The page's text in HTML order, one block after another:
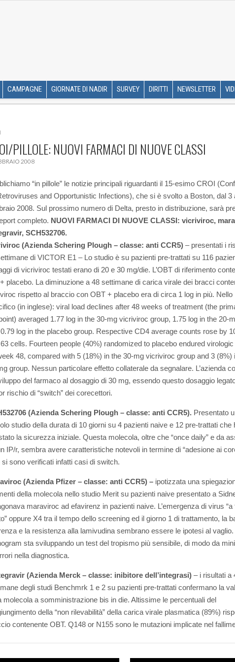
ETS SKIP TO CONTENT
CAMPAGNE GIORNATE DI NADIR SURVEY DIRITTI NEWSLETTER
PILLOLE: NUOVI FARMACI DI NUOVE CLASSI
2008
“in pillole” le notizie principali riguardanti il 15-esimo CROI
and Opportunistic Infections), che si è svolto a Boston, dal 3
2008. Sul prossimo numero di Delta, presto in distribuzione, sarà
completo. NUOVI FARMACI DI NUOVE CLASSI: vicriviroc,
SCH532706.
(Azienda Schering Plough – classe: anti CCR5) – presentati i
di VICTOR E1 – Lo studio è su pazienti pre-trattati su 116
di vicriviroc testati erano di 20 e 30 mg/die. L’OBT di riferimento
placebo. La diminuzione a 48 settimane di carica virale dei bracci
rispetto al braccio con OBT + placebo era di circa 1 log in più. Nello
(in inglese): viral load declines after 48 weeks of treatment (the
averaged 1.77 log in the 30-mg vicriviroc group, 1.75 log in the 20-
log in the placebo group. Respective CD4 average counts rose by
cells. Fourteen people (40%) randomized to placebo endured virologic
48, compared with 5 (18%) in the 30-mg vicriviroc group and 3 (8%)
group. Nessun particolare effetto collaterale da segnalare. L’azienda
del farmaco al dosaggio di 30 mg, essendo questo dosaggio
rischio di “switch” dei corecettori.
(Azienda Schering Plough – classe: anti CCR5). Presentato
studio della durata di 10 giorni su 4 pazienti naive e 12 pre-trattati che
la sicurezza iniziale. Questa molecola, oltre che “once daily” e da
IP/r, sembra avere caratteristiche notevoli in termine di “adesione ai
si sono verificati infatti casi di switch.
(Azienda Pfizer – classe: anti CCR5) – ipotizzata una
della molecola nello studio Merit su pazienti naive presentato a
maraviroc ad efavirenz in pazienti naive. L’emergenza di virus
oppure X4 tra il tempo dello screening ed il giorno 1 di trattamento, la
e la resistenza alla lamivudina sembrano essere le ipotesi al vaglio.
sta sviluppando un test del tropismo più sensibile, di modo da
nella diagnostica.
(Azienda Merck – classe: inibitore dell’integrasi) – i risultati a
degli studi Benchmrk 1 e 2 su pazienti pre-trattati confermano la
molecola a somministrazione bis in die. Altissime le percentuali del
della “non rilevabilità” della carica virale plasmatica (89%)
contenente OBT. Q148 or N155 sono le mutazioni implicate nel